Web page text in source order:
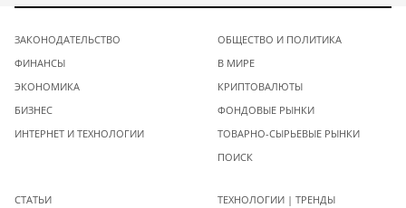
ЗАКОНОДАТЕЛЬСТВО
ФИНАНСЫ
ЭКОНОМИКА
БИЗНЕС
ИНТЕРНЕТ И ТЕХНОЛОГИИ
ОБЩЕСТВО И ПОЛИТИКА
В МИРЕ
КРИПТОВАЛЮТЫ
ФОНДОВЫЕ РЫНКИ
ТОВАРНО-СЫРЬЕВЫЕ РЫНКИ
ПОИСК
СТАТЬИ
ТЕХНОЛОГИИ | ТРЕНДЫ